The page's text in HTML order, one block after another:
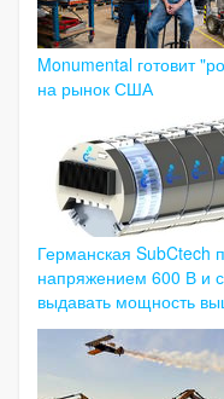
Monumental готовит
на рынок США
Германская SubCtech
напряжением 600 В и
выдавать мощность